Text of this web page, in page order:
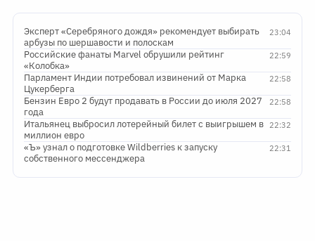
23:04
Эксперт «Серебряного дождя» рекомендует выбирать
арбузы по шершавости и полоскам
22:59
Российские фанаты Marvel обрушили рейтинг
«Колобка»
22:58
Парламент Индии потребовал извинений от Марка
Цукерберга
22:58
Бензин Евро 2 будут продавать в России до июля 2027
года
22:32
Итальянец выбросил лотерейный билет с выигрышем в
миллион евро
22:31
«Ъ» узнал о подготовке Wildberries к запуску
собственного мессенджера